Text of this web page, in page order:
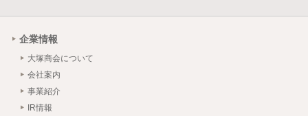
企業情報
大塚商会について
会社案内
事業紹介
IR情報